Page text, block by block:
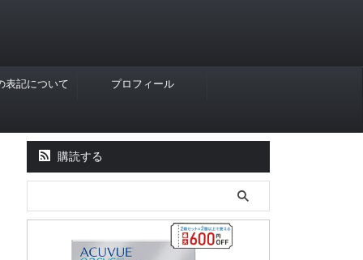
表記について プロフィール
購読する